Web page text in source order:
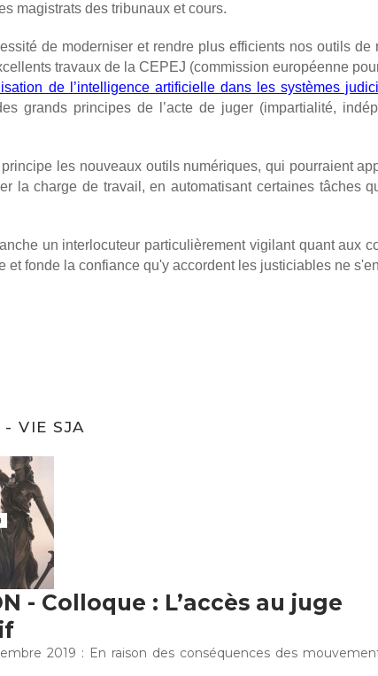
magistrats des tribunaux et cours.
de moderniser et rendre plus efficients nos outils
travaux de la CEPEJ (commission européenne
de l’intelligence artificielle dans les systèmes
grands principes de l’acte de juger (impartialité,
les nouveaux outils numériques, qui pourraient
la charge de travail, en automatisant certaines tâches
un interlocuteur particulièrement vigilant quant
et fonde la confiance qu'y accordent les justiciables ne
- VIE SJA
- Colloque : L’accès au juge
2019 : En raison des conséquences des